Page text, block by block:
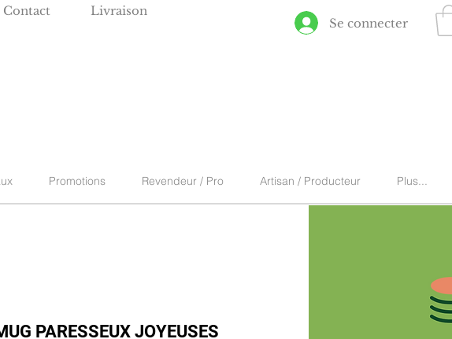
Contact
Livraison
Se connecter
Promotions Revendeur / Pro Artisan / Producteur Plus...
PARESSEUX JOYEUSES